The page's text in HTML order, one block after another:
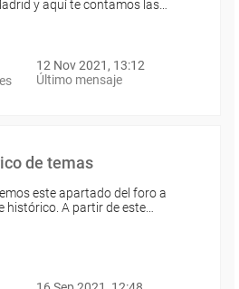
y aquí te contamos las…
12 Nov 2021, 13:12
Último mensaje
de temas
este apartado del foro a
histórico. A partir de este…